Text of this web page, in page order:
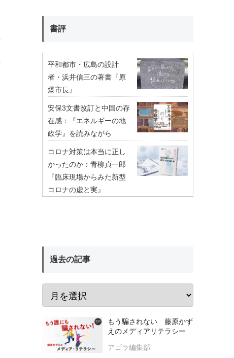
書評
平和都市・広島の設計
者・浜井信三の著書『原
爆市長』
安保3文書改訂と中国の存
在感：『エネルギーの地
政学』を読みながら
コロナ対策は本当に正し
かったのか：青柳貞一郎
『臨床現場からみた新型
コロナの虚と実』
過去の記事
もう騙されない 藤原かず
えのメディアリテラシー
アゴラ編集部